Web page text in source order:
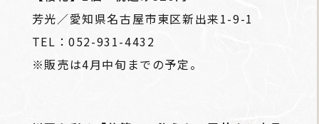
芳光／愛知県名古屋市東区新出来1-9-1
TEL：052-931-4432
※販売は4月中旬までの予定。